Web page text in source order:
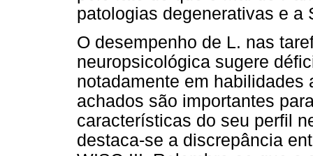
patologias degenerativas e a
O desempenho de L. nas
neuropsicológica sugere
notadamente em habilidades
achados são importantes
características do seu perfil
destaca-se a discrepância